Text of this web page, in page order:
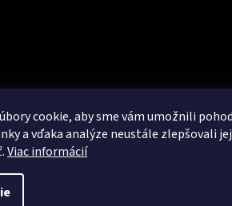
cookie, aby sme vám umožnili
a vďaka analýze neustále zlepšovali
Viac informácií